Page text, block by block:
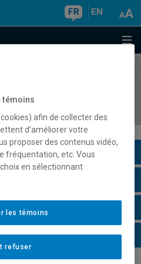
FR EN
témoins
afin de collecter des
d’améliorer votre
proposer des contenus vidéo,
fréquentation, etc. Vous
en sélectionnant
refuser
les témoins